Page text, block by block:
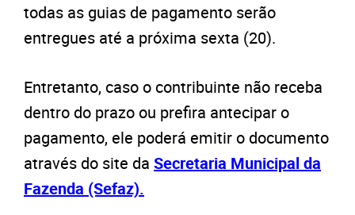
todas as guias de pagamento serão
entregues até a próxima sexta (20).
Entretanto, caso o contribuinte não receba
dentro do prazo ou prefira antecipar o
pagamento, ele poderá emitir o documento
através do site da Secretaria Municipal da
Fazenda (Sefaz).